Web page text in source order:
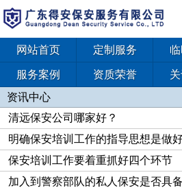
网站首页 定制服务
服务案例 资质荣誉
资讯中心
清远保安公司哪家好？
明确保安培训工作的指导思想是做
保安培训工作要着重抓好四个环节
加入到警察部队的私人保安是否具